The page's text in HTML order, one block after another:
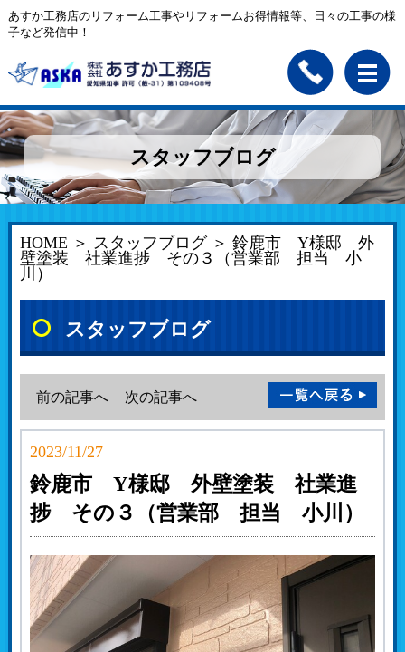
あすか工務店のリフォーム工事やリフォームお得情報等、日々の工事の様
子など発信中！
スタッフブログ
HOME ＞ スタッフブログ＞ 鈴鹿市 Y様邸 外
壁塗装 社業進捗 その３（営業部 担当 小
川）
スタッフブログ
前の記事へ 次の記事へ
2023/11/27
鈴鹿市 Y様邸 外壁塗装 社業進
捗 その３（営業部 担当 小川）